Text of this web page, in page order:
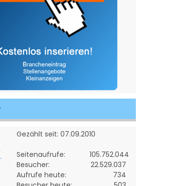
Gezählt seit: 07.09.2010
Seitenaufrufe:
105.752.044
Besucher:
22.529.037
Aufrufe heute:
734